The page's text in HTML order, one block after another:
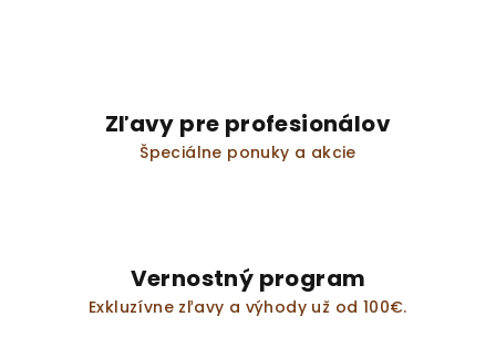
Zľavy pre profesionálov
Špeciálne ponuky a akcie
Vernostný program
Exkluzívne zľavy a výhody už od 100€.